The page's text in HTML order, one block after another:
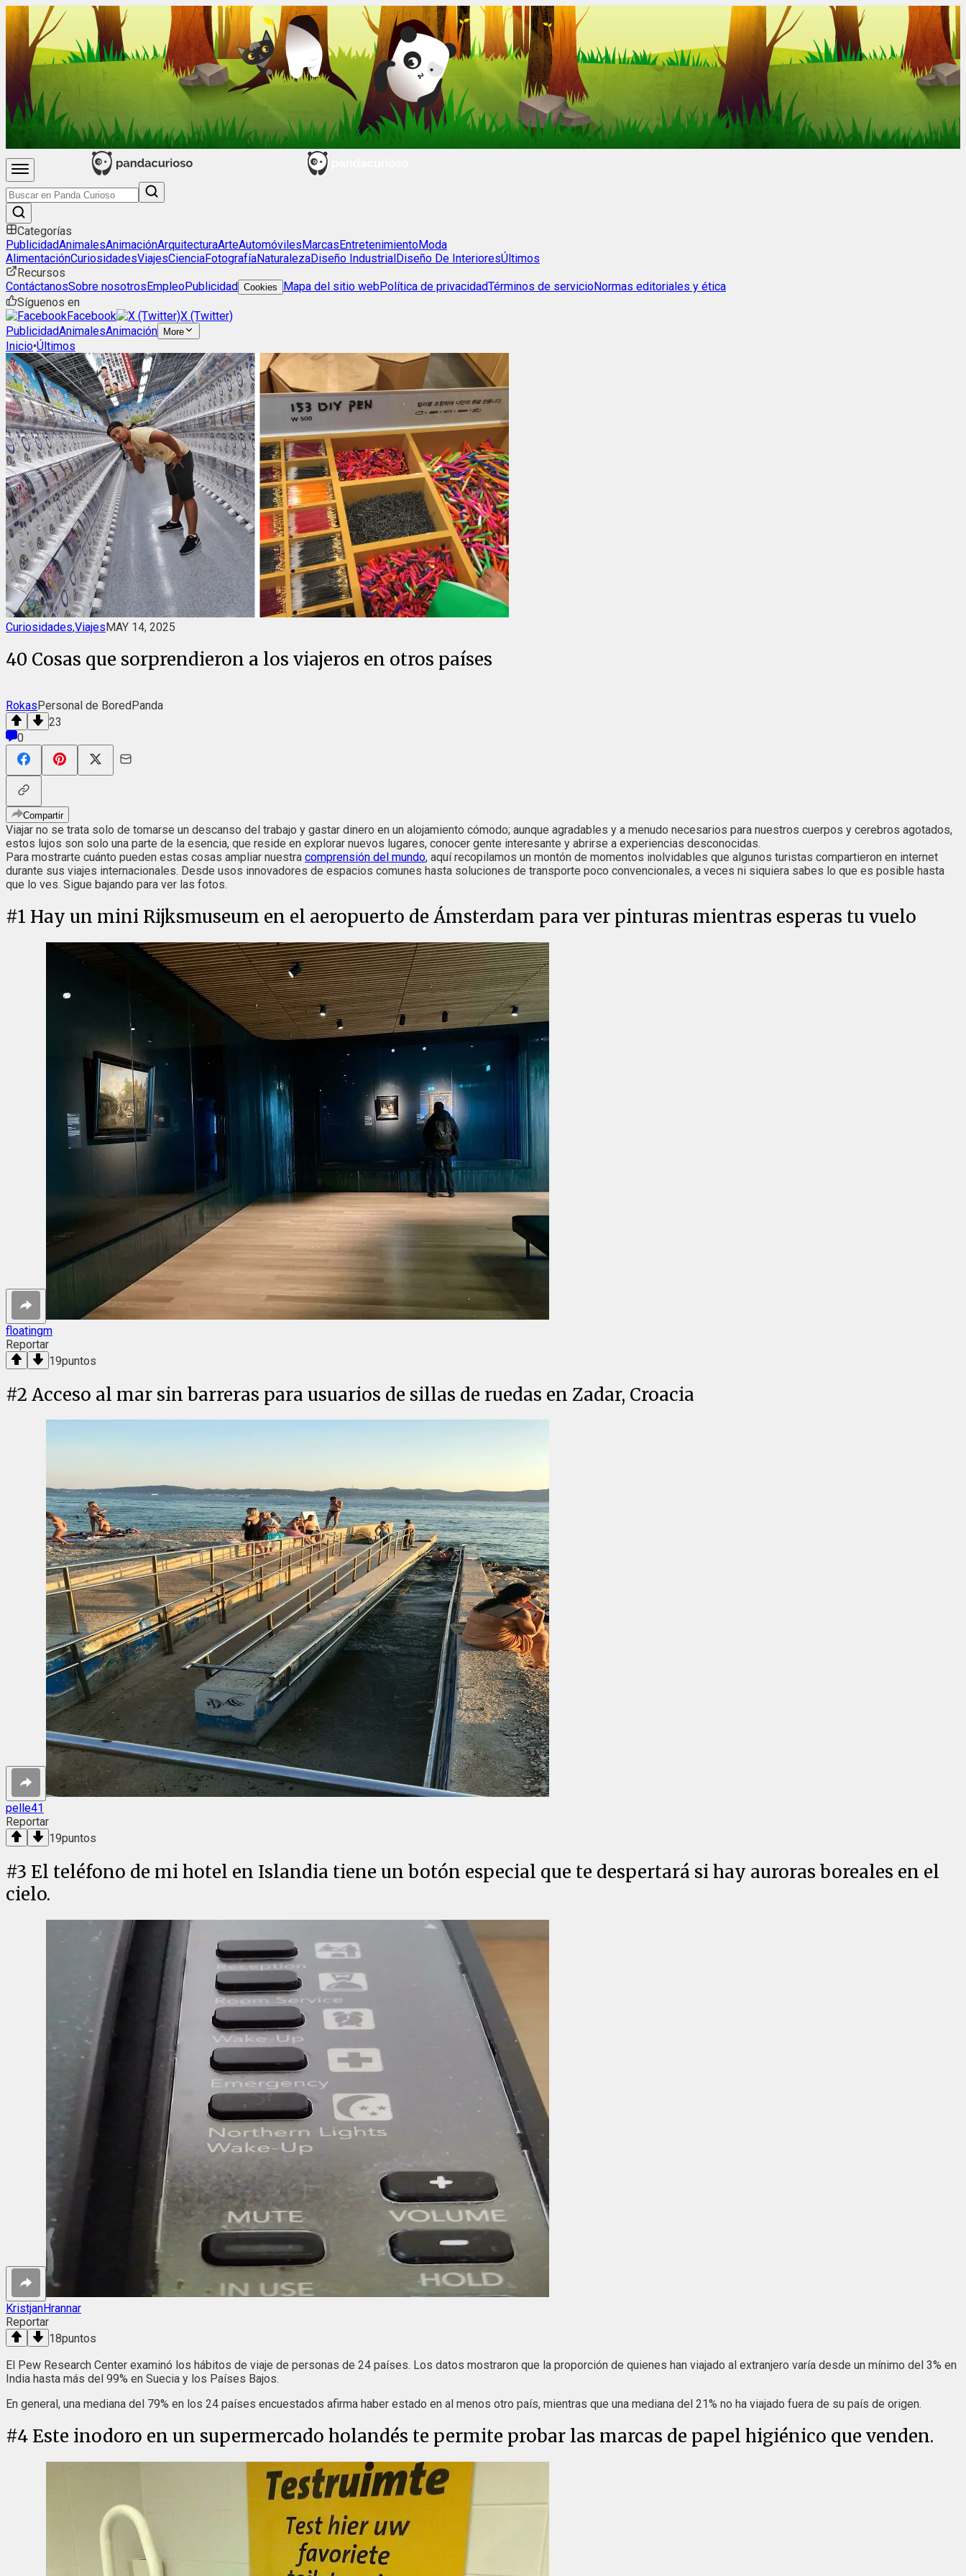
Categorías
PublicidadAnimalesAnimaciónArquitecturaArteAutomóvilesMarcasEntretenimientoModa
AlimentaciónCuriosidadesViajesCienciaFotografíaNaturalezaDiseño IndustrialDiseño De InterioresÚltimos
Recursos
ContáctanosSobre nosotrosEmpleoPublicidad Cookies Mapa del sitio webPolítica de privacidadTérminos de servicioNormas editoriales y ética
Síguenos en
Facebook
X (Twitter)
PublicidadAnimalesAnimación More
Inicio•Últimos
Curiosidades,ViajesMAY 14, 2025
40 Cosas que sorprendieron a los viajeros en otros países
RokasPersonal de BoredPanda
23
0
Compartir
Viajar no se trata solo de tomarse un descanso del trabajo y gastar dinero en un alojamiento cómodo; aunque agradables y a menudo necesarios para nuestros cuerpos y cerebros agotados,
estos lujos son solo una parte de la esencia, que reside en explorar nuevos lugares, conocer gente interesante y abrirse a experiencias desconocidas.
Para mostrarte cuánto pueden estas cosas ampliar nuestra comprensión del mundo, aquí recopilamos un montón de momentos inolvidables que algunos turistas compartieron en internet
durante sus viajes internacionales. Desde usos innovadores de espacios comunes hasta soluciones de transporte poco convencionales, a veces ni siquiera sabes lo que es posible hasta
que lo ves. Sigue bajando para ver las fotos.
#1 Hay un mini Rijksmuseum en el aeropuerto de Ámsterdam para ver pinturas mientras esperas tu vuelo
floatingm
Reportar
19puntos
#2 Acceso al mar sin barreras para usuarios de sillas de ruedas en Zadar, Croacia
pelle41
Reportar
19puntos
#3 El teléfono de mi hotel en Islandia tiene un botón especial que te despertará si hay auroras boreales en el
cielo.
KristjanHrannar
Reportar
18puntos
El Pew Research Center examinó los hábitos de viaje de personas de 24 países. Los datos mostraron que la proporción de quienes han viajado al extranjero varía desde un mínimo del 3% en
India hasta más del 99% en Suecia y los Países Bajos.
En general, una mediana del 79% en los 24 países encuestados afirma haber estado en al menos otro país, mientras que una mediana del 21% no ha viajado fuera de su país de origen.
#4 Este inodoro en un supermercado holandés te permite probar las marcas de papel higiénico que venden.